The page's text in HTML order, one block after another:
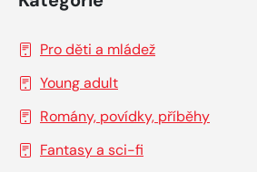
Pro děti a mládež
Young adult
Romány, povídky, příběhy
Fantasy a sci-fi